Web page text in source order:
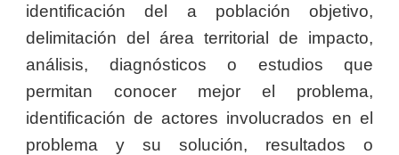
identificación del a población objetivo,
delimitación del área territorial de impacto,
análisis, diagnósticos o estudios que
permitan conocer mejor el problema,
identificación de actores involucrados en el
problema y su solución, resultados o